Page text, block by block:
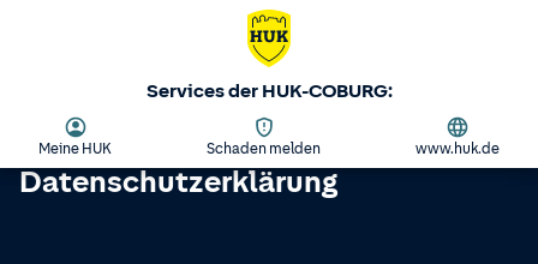
Services der HUK-COBURG:
Meine HUK Schaden melden www.huk.de
Datenschutzerklärung